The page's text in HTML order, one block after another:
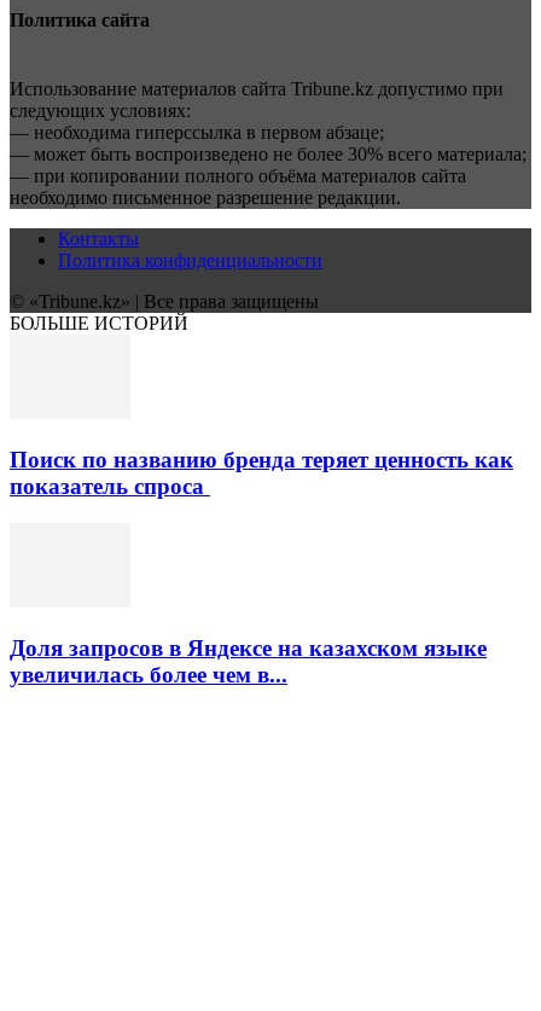
Политика сайта
Использование материалов сайта Tribune.kz допустимо при
следующих условиях:
— необходима гиперссылка в первом абзаце;
— может быть воспроизведено не более 30% всего материала;
— при копировании полного объёма материалов сайта
необходимо письменное разрешение редакции.
Контакты
Политика конфиденциальности
© «Tribune.kz» | Все права защищены
БОЛЬШЕ ИСТОРИЙ
Поиск по названию бренда теряет ценность как
показатель спроса
Доля запросов в Яндексе на казахском языке
увеличилась более чем в...